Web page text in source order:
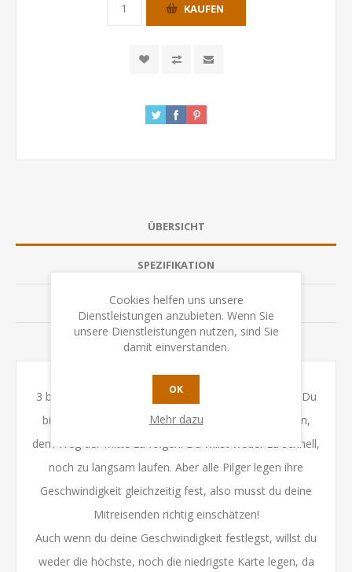
KAUFEN
ÜBERSICHT
SPEZIFIKATION
BEWERTUNGEN
KONTAKTIEREN SIE UNS
3 bis 8 Pilger steigen die Stufen zum Tempel hinauf. Du
bist einer von ihnen und musst streng darauf achten,
dem Weg der Mitte zu folgen: Du willst weder zu schnell,
noch zu langsam laufen. Aber alle Pilger legen ihre
Geschwindigkeit gleichzeitig fest, also musst du deine
Mitreisenden richtig einschätzen!
Auch wenn du deine Geschwindigkeit festlegst, willst du
weder die höchste, noch die niedrigste Karte legen, da
Cookies helfen uns unsere
Dienstleistungen anzubieten. Wenn Sie
unsere Dienstleistungen nutzen, sind Sie
damit einverstanden.
OK
Mehr dazu